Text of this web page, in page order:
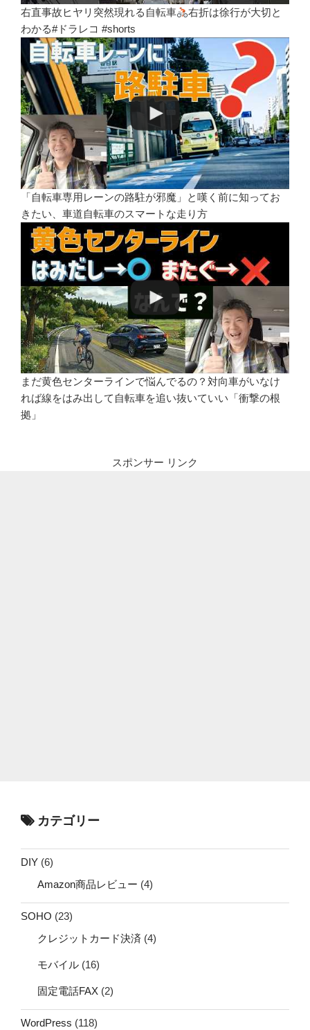
右直事故ヒヤリ突然現れる自転車
右折は徐行が大切と
わかる#ドラレコ #shorts
「自転車専用レーンの路駐が邪魔」と嘆く前に知ってお
きたい、車道自転車のスマートな走り方
まだ黄色センターラインで悩んでるの？対向車がいなけ
れば線をはみ出して自転車を追い抜いていい「衝撃の根
拠」
スポンサー リンク
カテゴリー
DIY (6)
Amazon商品レビュー (4)
SOHO (23)
クレジットカード決済 (4)
モバイル (16)
固定電話FAX (2)
WordPress (118)